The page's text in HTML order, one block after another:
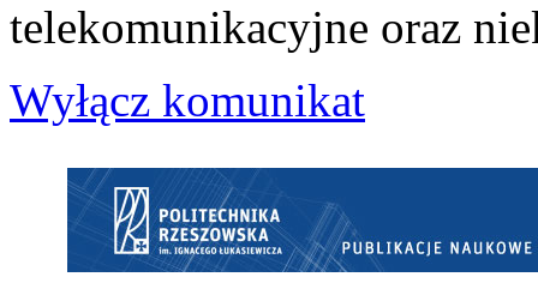
telekomunikacyjne oraz
Wyłącz komunikat